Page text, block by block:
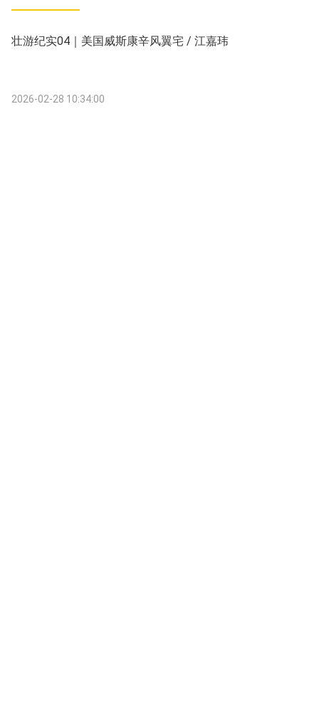
壮游纪实04｜美国威斯康辛风翼宅 / 江嘉玮
2026-02-28 10:34:00